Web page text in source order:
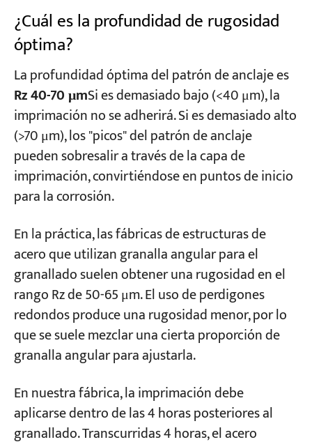
¿Cuál es la profundidad de rugosidad
óptima?
La profundidad óptima del patrón de anclaje es
Rz 40-70 μmSi es demasiado bajo (<40 μm), la
imprimación no se adherirá. Si es demasiado alto
(>70 μm), los "picos" del patrón de anclaje
pueden sobresalir a través de la capa de
imprimación, convirtiéndose en puntos de inicio
para la corrosión.
En la práctica, las fábricas de estructuras de
acero que utilizan granalla angular para el
granallado suelen obtener una rugosidad en el
rango Rz de 50-65 μm. El uso de perdigones
redondos produce una rugosidad menor, por lo
que se suele mezclar una cierta proporción de
granalla angular para ajustarla.
En nuestra fábrica, la imprimación debe
aplicarse dentro de las 4 horas posteriores al
granallado. Transcurridas 4 horas, el acero